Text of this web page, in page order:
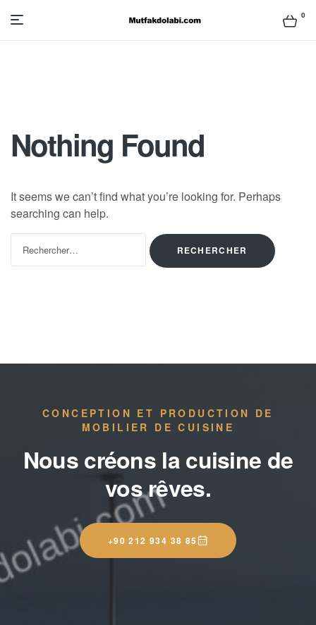
Mutfak
ve
0
Nothing Found
It seems we can’t find what you’re looking for. Perhaps
searching can help.
CONCEPTION ET PRODUCTION DE
MOBILIER DE CUISINE
Nous créons la cuisine de
vos rêves.
+90 212 934 38 85